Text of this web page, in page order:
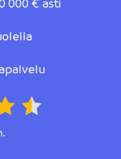
000 € asti